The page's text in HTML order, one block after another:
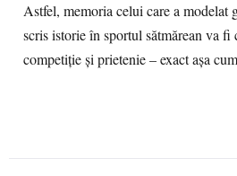
Astfel, memoria celui care a modelat
scris istorie în sportul sătmărean va
competiție și prietenie – exact așa